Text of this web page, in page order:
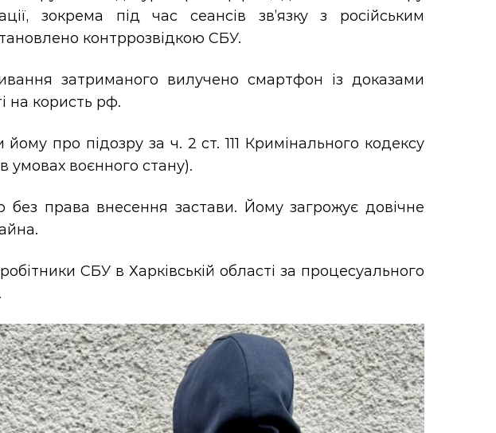
зокрема під час сеансів зв’язку з російським
контррозвідкою СБУ.
затриманого вилучено смартфон із доказами
на користь рф.
про підозру за ч. 2 ст. 111 Кримінального кодексу
умовах воєнного стану).
права внесення застави. Йому загрожує довічне
СБУ в Харківській області за процесуального